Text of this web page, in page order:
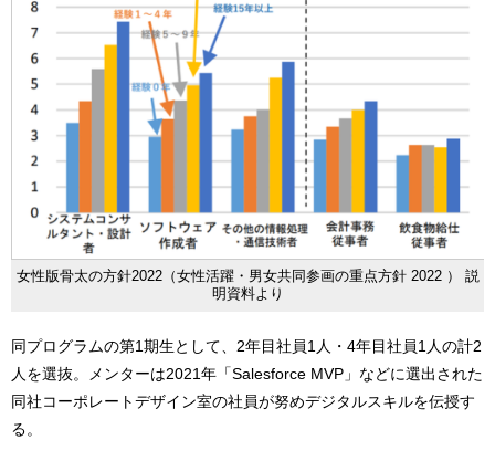
女性版骨太の方針2022（女性活躍・男女共同参画の重点方針 2022 ） 説
明資料より
同プログラムの第1期生として、2年目社員1人・4年目社員1人の計2
人を選抜。メンターは2021年「Salesforce MVP」などに選出された
同社コーポレートデザイン室の社員が努めデジタルスキルを伝授す
る。